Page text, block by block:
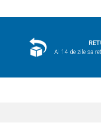
Ai 14 de zile sa